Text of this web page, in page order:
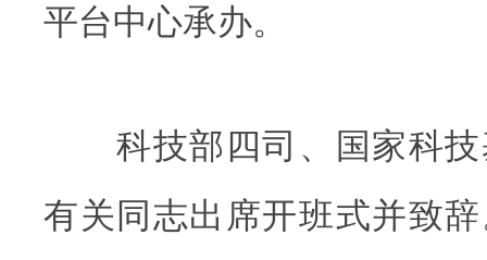
平台中心承办。
科技部四司、国家科技
有关同志出席开班式并致